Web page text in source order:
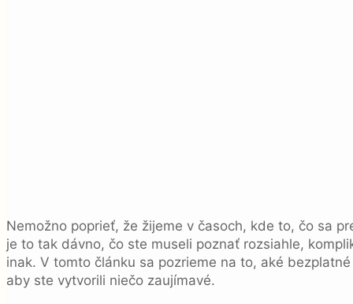
Nemožno poprieť, že žijeme v časoch, kde to, čo sa
je to tak dávno, čo ste museli poznať rozsiahle,
inak. V tomto článku sa pozrieme na to, aké
aby ste vytvorili niečo zaujímavé.